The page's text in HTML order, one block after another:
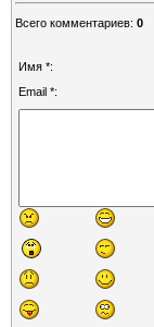
Всего комментариев: 0
Имя *:
Email *: